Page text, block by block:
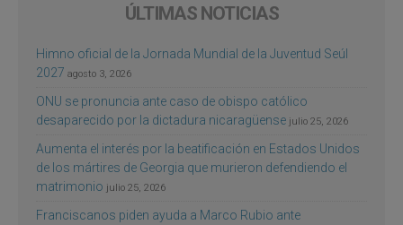
ÚLTIMAS NOTICIAS
Himno oficial de la Jornada Mundial de la Juventud Seúl
2027 agosto 3, 2026
ONU se pronuncia ante caso de obispo católico
desaparecido por la dictadura nicaragüense julio 25, 2026
Aumenta el interés por la beatificación en Estados Unidos
de los mártires de Georgia que murieron defendiendo el
matrimonio julio 25, 2026
Franciscanos piden ayuda a Marco Rubio ante